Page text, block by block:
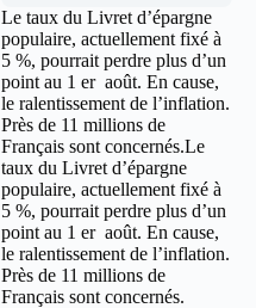
Le taux du Livret d’épargne
populaire, actuellement fixé à
5 %, pourrait perdre plus d’un
point au 1 er août. En cause,
le ralentissement de l’inflation.
Près de 11 millions de
Français sont concernés.Le
taux du Livret d’épargne
populaire, actuellement fixé à
5 %, pourrait perdre plus d’un
point au 1 er août. En cause,
le ralentissement de l’inflation.
Près de 11 millions de
Français sont concernés.